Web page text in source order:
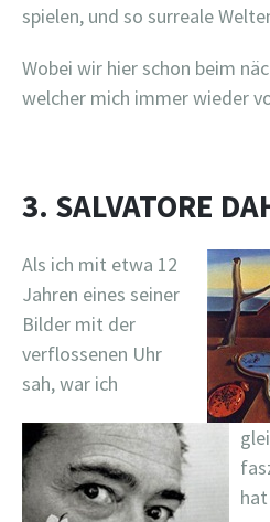
spielen, und so surreale
Wobei wir hier schon beim
welcher mich immer wieder
3. SALVATORE
Als ich mit etwa 12
Jahren eines seiner
Bilder mit der
verflossenen Uhr
sah, war ich